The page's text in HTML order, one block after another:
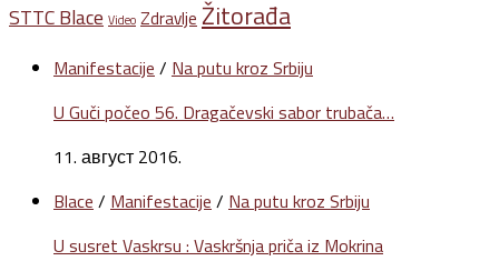
STTC Blace Video Zdravlje Žitorađa
Manifestacije / Na putu kroz Srbiju
U Guči počeo 56. Dragačevski sabor trubača…
11. август 2016.
Blace / Manifestacije / Na putu kroz Srbiju
U susret Vaskrsu : Vaskršnja priča iz Mokrina